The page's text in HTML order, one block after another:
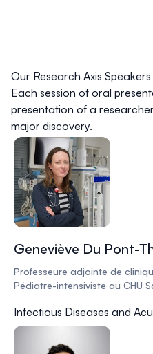
Our Research Axis Speakers
Each session of oral
presentation of a
major discovery.
Geneviève Du Pont-
Professeure adjointe de
Pédiatre-intensiviste au CHU
Infectious Diseases and